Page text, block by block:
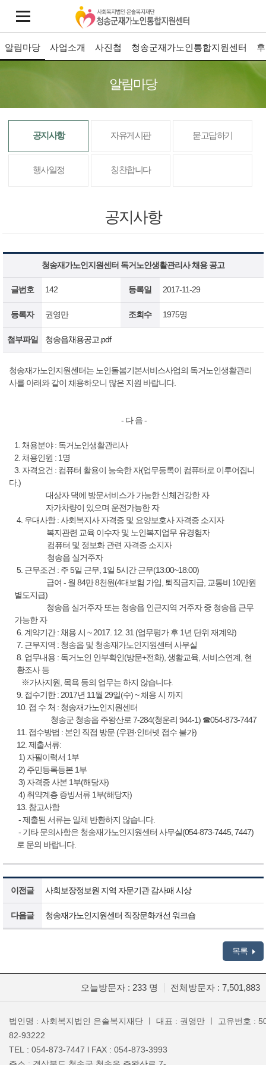
알림마당 사업소개 사진첩 청송군재가노인통합지원센터
알림마당
공지사항 자유게시판 묻고답하기
행사일정 칭찬합니다
공지사항
청송재가노인지원센터 독거노인생활관리사 채용 공고
글번호 142 등록일 2017-11-29
등록자 권영만 조회수 1975명
첨부파일 청송읍채용공고.pdf
청송재가노인지원센터는 노인돌봄기본서비스사업의 독거노인생활관리
사를 아래와 같이 채용하오니 많은 지원 바랍니다.
- 다 음 -
1. 채용분야 : 독거노인생활관리사
2. 채용인원 : 1명
3. 자격요건 : 컴퓨터 활용이 능숙한 자(업무등록이 컴퓨터로 이루어집니
다.)
대상자 댁에 방문서비스가 가능한 신체건강한 자
자가차량이 있으며 운전가능한 자
4. 우대사항 : 사회복지사 자격증 및 요양보호사 자격증 소지자
복지관련 교육 이수자 및 노인복지업무 유경험자
컴퓨터 및 정보화 관련 자격증 소지자
청송읍 실거주자
5. 근무조건 : 주 5일 근무, 1일 5시간 근무(13:00~18:00)
급여 - 월 84만 8천원(4대보험 가입, 퇴직금지급, 교통비 10만원
별도지급)
청송읍 실거주자 또는 청송읍 인근지역 거주자 중 청송읍 근무
가능한 자
6. 계약기간 : 채용 시 ~ 2017. 12. 31 (업무평가 후 1년 단위 재계약)
7. 근무지역 : 청송읍 및 청송재가노인지원센터 사무실
8. 업무내용 : 독거노인 안부확인(방문+전화), 생활교육, 서비스연계, 현
황조사 등
※가사지원, 목욕 등의 업무는 하지 않습니다.
9. 접수기한 : 2017년 11월 29일(수) ~ 채용 시 까지
10. 접 수 처 : 청송재가노인지원센터
청송군 청송읍 주왕산로 7-284(청운리 944-1) ☎054-873-7447
11. 접수방법 : 본인 직접 방문 (우편·인터넷 접수 불가)
12. 제출서류:
1) 자필이력서 1부
2) 주민등록등본 1부
3) 자격증 사본 1부(해당자)
4) 취약계층 증빙서류 1부(해당자)
13. 참고사항
- 제출된 서류는 일체 반환하지 않습니다.
- 기타 문의사항은 청송재가노인지원센터 사무실(054-873-7445, 7447)
로 문의 바랍니다.
이전글 사회보장정보원 지역 자문기관 감사패 시상
다음글 청송재가노인지원센터 직장문화개선 워크숍
목록
전체방문자 : 7,501,883
오늘방문자 : 233 명
법인명 : 사회복지법인 은솔복지재단 ㅣ 대표 : 권영만 ㅣ 고유번호 :
82-93222
TEL : 054-873-7447 l FAX : 054-873-3993